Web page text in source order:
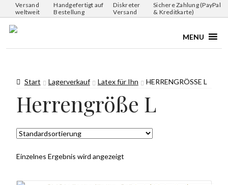
Versand
weltweit
Handgefertigt auf
Bestellung
Diskreter
Versand
Sichere Zahlung (PayPal
& Kreditkarte)
MENU
Start Lagerverkauf Latex für Ihn HERRENGRÖSSE L
Herrengröße L
Einzelnes Ergebnis wird angezeigt